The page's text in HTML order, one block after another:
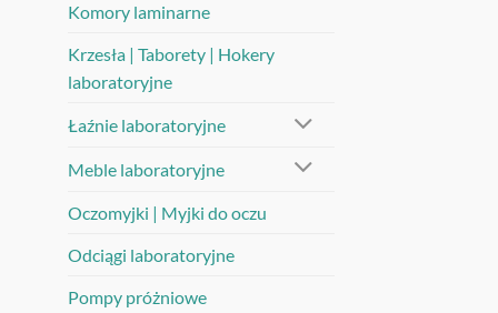
Komory laminarne
Krzesła | Taborety | Hokery
laboratoryjne
Łaźnie laboratoryjne
Meble laboratoryjne
Oczomyjki | Myjki do oczu
Odciągi laboratoryjne
Pompy próżniowe